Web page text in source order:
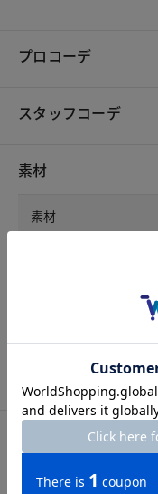
プロコーデ
スタッフコーデ
素材
素材
ロン5％・ポリウレ
サイズ詳細
サイズ